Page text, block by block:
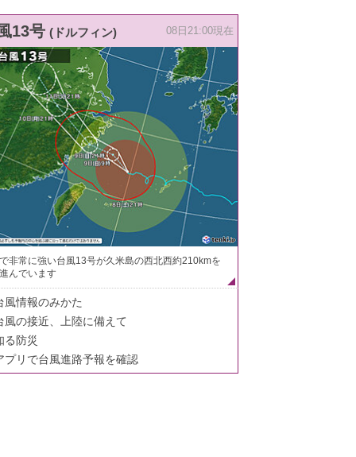
13号 (ドルフィン) 08日21:00現在
非常に強い台風13号が久米島の西北西約210kmを
んでいます
風情報のみかた
風の接近、上陸に備えて
る防災
プリで台風進路予報を確認